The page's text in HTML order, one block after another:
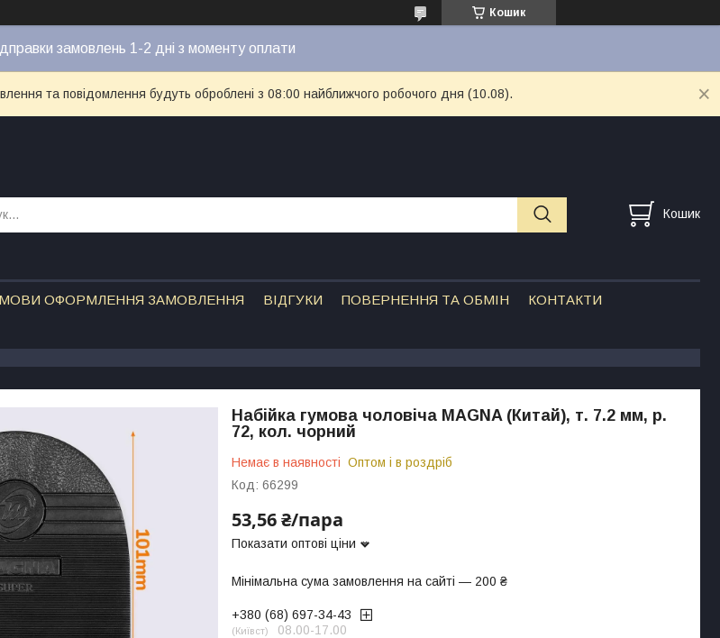
Кошик
замовлень 1-2 дні з моменту оплати
та повідомлення будуть оброблені з 08:00 найближчого робочого дня (10.08).
Кошик
ОФОРМЛЕННЯ ЗАМОВЛЕННЯ ВІДГУКИ ПОВЕРНЕННЯ ТА ОБМІН КОНТАКТИ
Набійка гумова чоловіча MAGNA (Китай), т. 7.2 мм, р.
72, кол. чорний
Немає в наявності Оптом і в роздріб
Код: 66299
53,56 ₴/пара
Показати оптові ціни
Мінімальна сума замовлення на сайті — 200 ₴
+380 (68) 697-34-43
Київст 08.00-17.00